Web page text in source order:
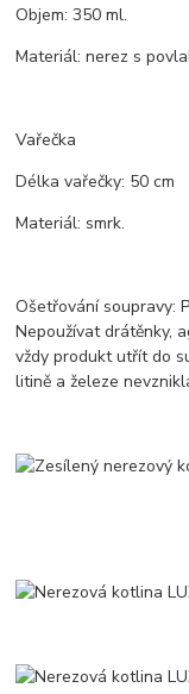
Objem: 350 ml.
Materiál: nerez s
Vařečka
Délka vařečky: 50 cm
Materiál: smrk.
Ošetřování soupravy:
Nepoužívat drátěnky,
vždy produkt utřít do
litině a železe